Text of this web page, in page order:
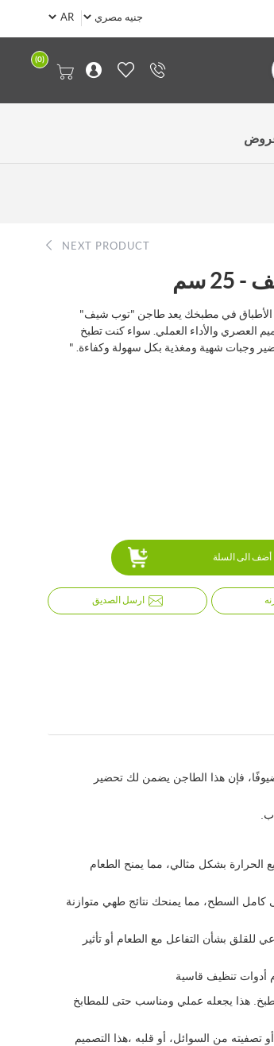
(0)
NEXT PRODUCT
سم
الأطباق في مطبخك يعد طاجن "توب شيف"
العصري والأداء العملي. سواء كنت تطبخ
وجبات شهية ومغذية بكل سهولة وكفاءة. "
أضف الى السلة
ارسل الصديق
ضيوفًا، فإن هذا الطاجن يضمن لك تحضير
الحرارة بشكل مثالي، مما يمنح الطعام
متساوٍ على كامل السطح، مما يمنحك نتائج طهي متوازنة
للقلق بشأن التفاعل مع الطعام أو تأثير
أدوات تنظيف قاسية
هذا يجعله عملي ومناسب حتى للمطابخ
من السوائل، أو قلبه ،هذا التصميم